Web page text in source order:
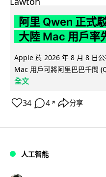
阿里 Qwen 正式
大陸 Mac 用戶率
Apple 於 2026 年 8 月 8 日
Mac 用戶可將阿里巴巴千問
全文
34 4 ↗ 分享
人工智能